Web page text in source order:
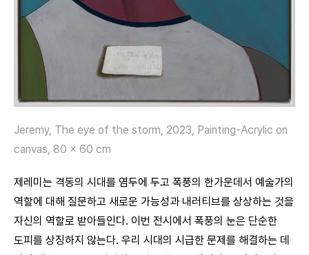
Jeremy, The eye of the storm, 2023, Painting-Acrylic on
canvas, 80 x 60 cm
제레미는 격동의 시대를 염두에 두고 폭풍의 한가운데서 예술가의
역할에 대해 질문하고 새로운 가능성과 내러티브를 상상하는 것을
자신의 역할로 받아들인다. 이번 전시에서 폭풍의 눈은 단순한
도피를 상징하지 않는다. 우리 시대의 시급한 문제를 해결하는 데